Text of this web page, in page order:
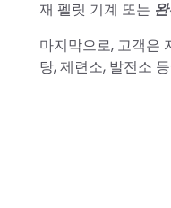
재 펠릿 기계 또는
마지막으로, 고객은
탕, 제련소, 발전소